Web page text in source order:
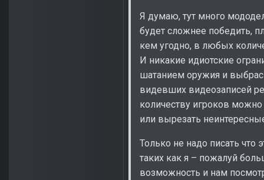
Я думаю, тут много
будет сложнее победить,
кем угодно, в любых
И никакие идиотские
шатанием оружия и
видевших видеозаписей
количеству игроков
или вырезать
Только не надо писать что
таких как я – пожалуй
возможность и нам